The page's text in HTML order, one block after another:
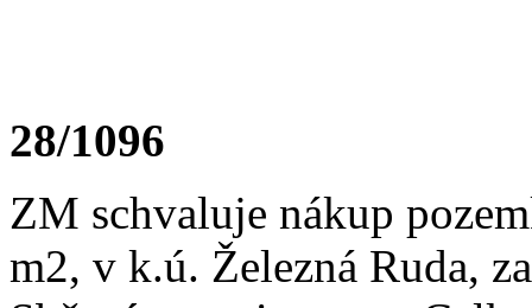
28/1096
ZM schvaluje nákup
m2, v k.ú. Železná Ruda,